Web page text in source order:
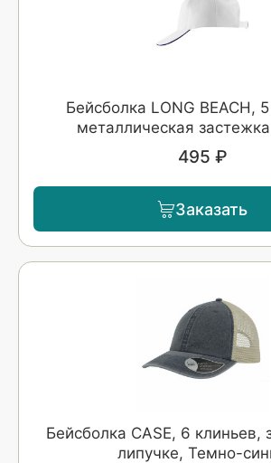
Бейсболка LONG BEACH,
металлическая
495 ₽
Заказать
Бейсболка CASE, 6 клиньев,
липучке, Темно-